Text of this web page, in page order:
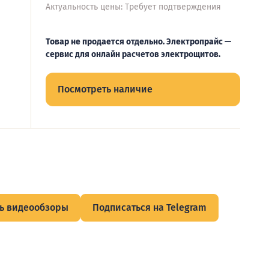
Актуальность цены: Требует подтверждения
Товар не продается отдельно. Электропрайс —
сервис для онлайн расчетов электрощитов.
Посмотреть наличие
видеообзоры Подписаться на Telegram